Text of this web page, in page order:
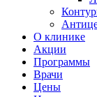
О клинике
Акции
Программы
Врачи
Цены